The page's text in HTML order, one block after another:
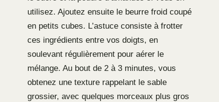
utilisez. Ajoutez ensuite le beurre froid coupé
en petits cubes. L’astuce consiste à frotter
ces ingrédients entre vos doigts, en
soulevant régulièrement pour aérer le
mélange. Au bout de 2 à 3 minutes, vous
obtenez une texture rappelant le sable
grossier, avec quelques morceaux plus gros